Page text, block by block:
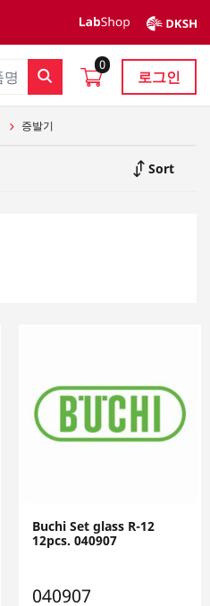
0
로그인
증발기
Sort
Buchi Set glass R-12
12pcs. 040907
040907